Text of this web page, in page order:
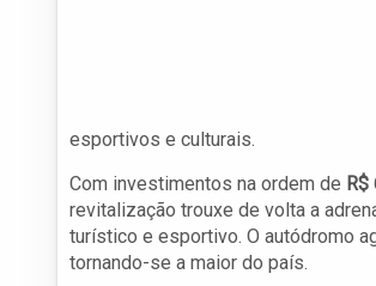
esportivos e culturais.
Com investimentos na ordem de
revitalização trouxe de volta a
turístico e esportivo. O autódromo
tornando-se a maior do país.